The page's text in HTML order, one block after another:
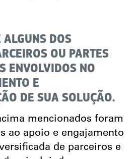
DOS
OU PARTES
ENVOLVIDOS NO
E
DE SUA SOLUÇÃO.
mencionados foram
ao apoio e engajamento
de parceiros e